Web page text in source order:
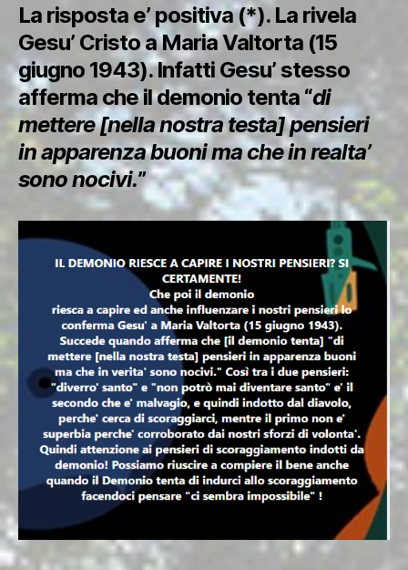
La risposta e’ positiva (*). La rivela
Gesu’ Cristo a Maria Valtorta (15
giugno 1943). Infatti Gesu’ stesso
afferma che il demonio tenta “di
mettere [nella nostra testa] pensieri
in apparenza buoni ma che in realta’
sono nocivi.”